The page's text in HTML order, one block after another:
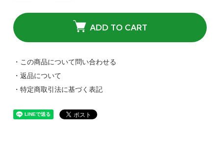
ADD TO CART
・この商品について問い合わせる
・返品について
・特定商取引法に基づく表記